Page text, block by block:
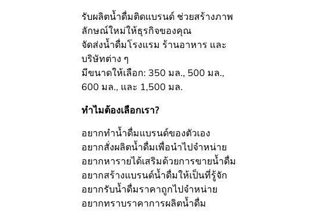
รับผลิตน้ำดื่มติดแบรนด์ ช่วยสร้างภาพ
ลักษณ์ใหม่ให้ธุรกิจของคุณ
จัดส่งน้ำดื่มโรงแรม ร้านอาหาร และ
บริษัทต่าง ๆ
มีขนาดให้เลือก: 350 มล., 500 มล.,
600 มล., และ 1,500 มล.
ทำไมต้องเลือกเรา?
อยากทำน้ำดื่มแบรนด์ของตัวเอง
อยากสั่งผลิตน้ำดื่มเพื่อนำไปจำหน่าย
อยากหารายได้เสริมด้วยการขายน้ำดื่ม
อยากสร้างแบรนด์น้ำดื่มให้เป็นที่รู้จัก
อยากรับน้ำดื่มราคาถูกไปจำหน่าย
อยากทราบราคาการผลิตน้ำดื่ม